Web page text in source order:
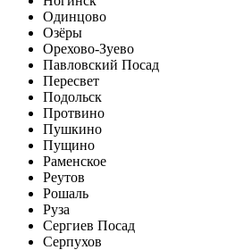
Одинцово
Озёры
Орехово-Зуево
Павловский Посад
Пересвет
Подольск
Протвино
Пушкино
Пущино
Раменское
Реутов
Рошаль
Руза
Сергиев Посад
Серпухов